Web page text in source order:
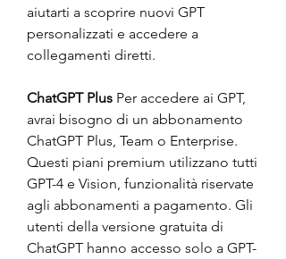
aiutarti a scoprire nuovi GPT
personalizzati e accedere a
collegamenti diretti.
ChatGPT Plus Per accedere ai GPT,
avrai bisogno di un abbonamento
ChatGPT Plus, Team o Enterprise.
Questi piani premium utilizzano tutti
GPT-4 e Vision, funzionalità riservate
agli abbonamenti a pagamento. Gli
utenti della versione gratuita di
ChatGPT hanno accesso solo a GPT-